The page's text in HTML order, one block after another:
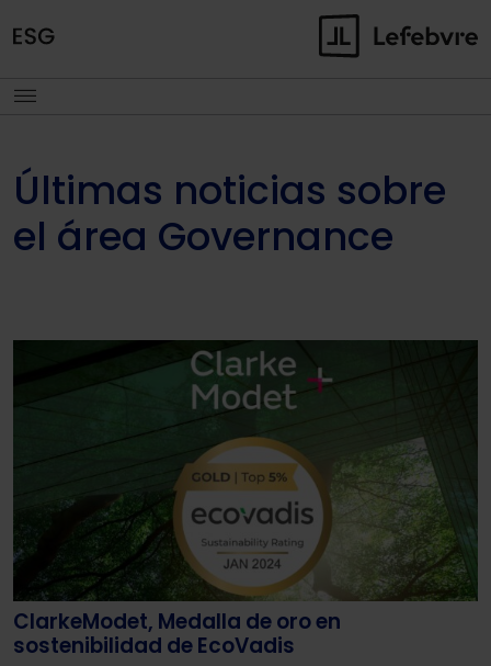
Últimas noticias sobre
el área Governance
ClarkeModet, Medalla de oro en
sostenibilidad de EcoVadis